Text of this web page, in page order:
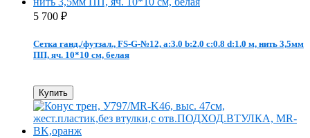
5 700 ₽
Сетка ганд./футзал., FS-G-№12, a:3.0 b:2.0 c:0.8 d:1.0 м, нить 3,5мм
ПП, яч. 10*10 см, белая
Купить